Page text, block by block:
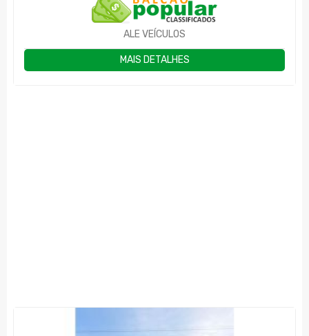
ALE VEÍCULOS
MAIS DETALHES